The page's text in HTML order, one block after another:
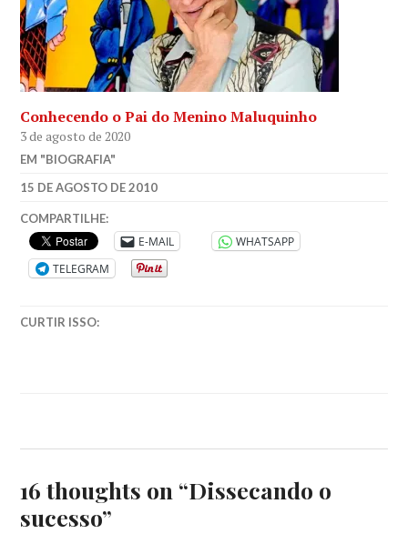
Conhecendo o Pai do Menino Maluquinho
3 de agosto de 2020
EM "BIOGRAFIA"
VAN26
15 DE AGOSTO DE 2010
COMPARTILHE:
E-MAIL
WHATSAPP
TELEGRAM
CURTIR ISSO:
16 thoughts on “Dissecando o
sucesso”